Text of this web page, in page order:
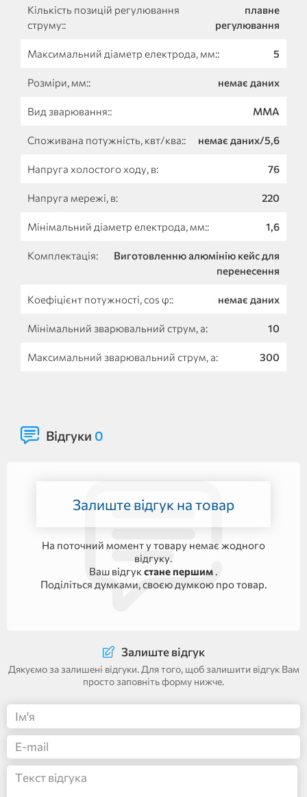
Кількість позицій регулювання
струму::
плавне
регулювання
Максимальний діаметр електрода, мм:: 5
Розміри, мм:: немає даних
Вид зварювання:: MMA
Споживана потужність, квт/ква:: немає даних/5,6
Напруга холостого ходу, в: 76
Напруга мережі, в: 220
Мінімальний діаметр електрода, мм:: 1,6
Комплектація:
Виготовленню алюмінію кейс для
перенесення
Коефіцієнт потужності, cos φ:: немає даних
Мінімальний зварювальний струм, а: 10
Максимальний зварювальний струм, а: 300
Відгуки 0
Залиште відгук на товар
На поточний момент у товару немає жодного
відгуку.
Ваш відгук стане першим .
Поділіться думками, своєю думкою про товар.
Залиште відгук
Дякуємо за залишені відгуки. Для того, щоб залишити відгук Вам
просто заповніть форму нижче.